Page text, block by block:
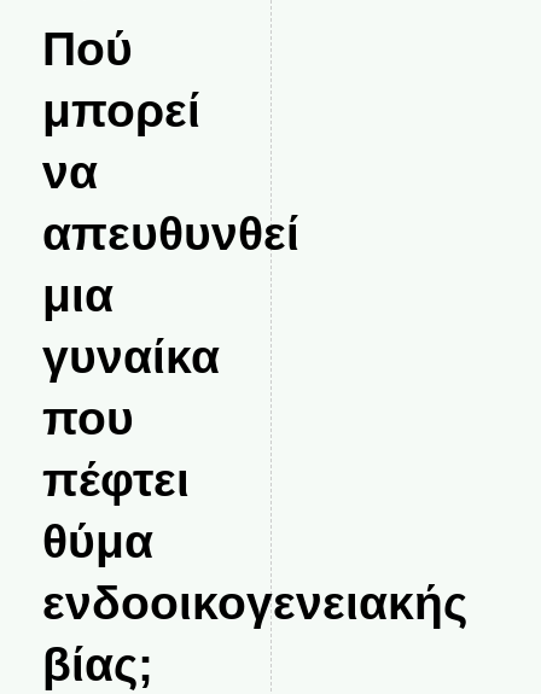
Πού
μπορεί
να
απευθυνθεί
μια
γυναίκα
που
πέφτει
θύμα
ενδοοικογενειακής
βίας;